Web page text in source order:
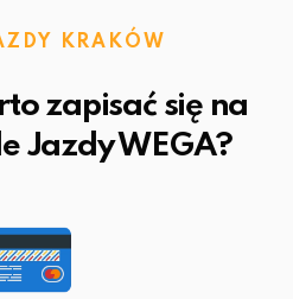
KRAKÓW
zapisać się na
Jazdy WEGA?